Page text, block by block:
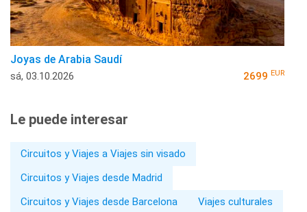
Joyas de Arabia Saudí
sá, 03.10.2026 2699 EUR
Le puede interesar
Circuitos y Viajes a Viajes sin visado
Circuitos y Viajes desde Madrid
Circuitos y Viajes desde Barcelona
Viajes culturales